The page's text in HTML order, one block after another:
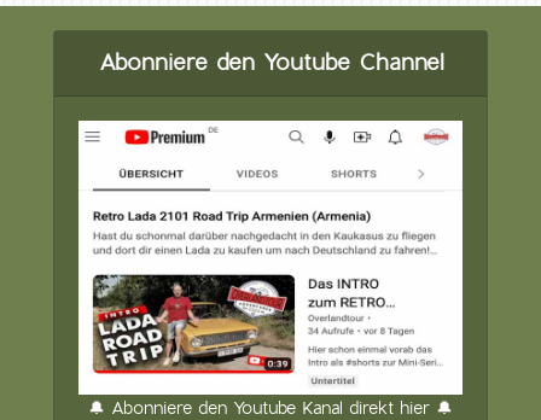
Abonniere den Youtube Channel
🔔 Abonniere den Youtube Kanal direkt hier 🔔